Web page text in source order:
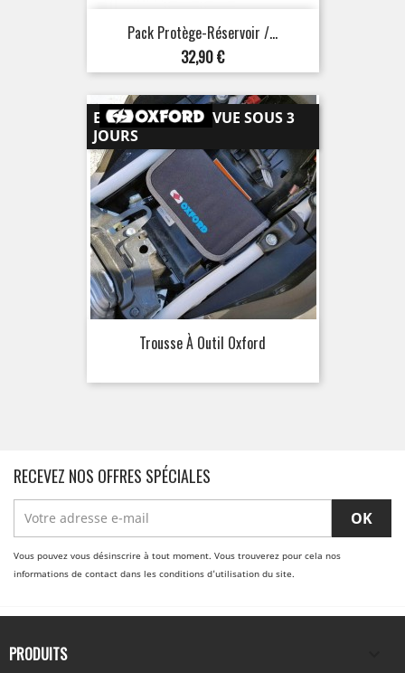
Pack Protège-Réservoir /...
Prix
32,90 €
Trousse À Outil Oxford
EXPÉDITION PRÉVUE SOUS 3
JOURS
RECEVEZ NOS OFFRES SPÉCIALES
Vous pouvez vous désinscrire à tout moment. Vous trouverez pour cela nos
informations de contact dans les conditions d'utilisation du site.
PRODUITS